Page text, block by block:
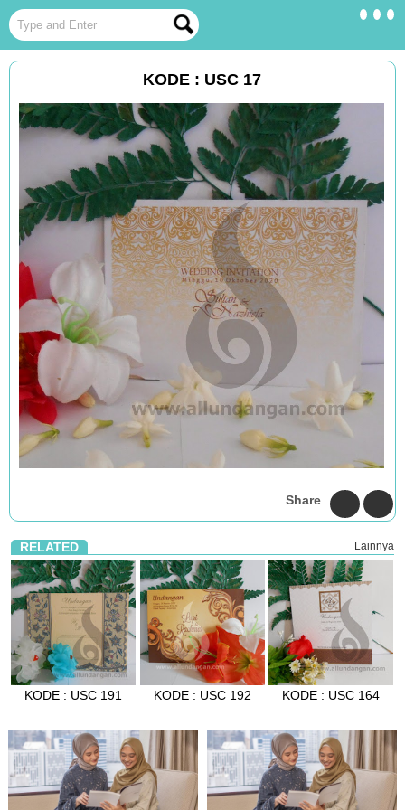
KODE : USC 17
Share
RELATED Lainnya
KODE : USC 191 KODE : USC 192 KODE : USC 164